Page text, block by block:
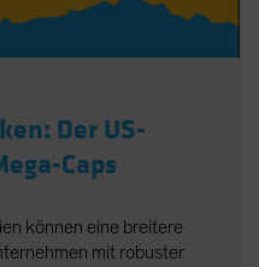
Der US-
Caps
können eine breitere
mit robuster